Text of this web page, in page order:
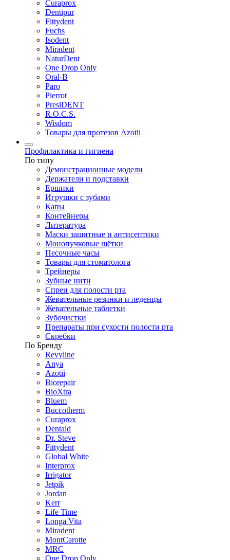
Curaprox
Dentipur
Fittydent
Fuchs
Isodent
Miradent
NaturDent
One Drop Only
Oral-B
Paro
Pierrot
PresiDENT
R.O.C.S.
Wisdom
Товары для протезов Azotii
Профилактика и гигиена
По типу
Демонстрационные модели
Держатели и подставки
Ершики
Игрушки с зубами
Капы
Контейнеры
Литература
Маски защитные и антисептики
Монопучковые щётки
Песочные часы
Товары для стоматолога
Трейнеры
Зубные нити
Спреи для полости рта
Жевательные резинки и леденцы
Жевательные таблетки
Зубочистки
Препараты при сухости полости рта
Скребки
По Бренду
Revyline
Anya
Azotii
Biorepair
BioXtra
Bluem
Buccotherm
Curaprox
Dentaid
Dr. Steve
Fittydent
Global White
Interprox
Irrigator
Jetpik
Jordan
Kerr
Life Time
Longa Vita
Miradent
MontCarotte
MRC